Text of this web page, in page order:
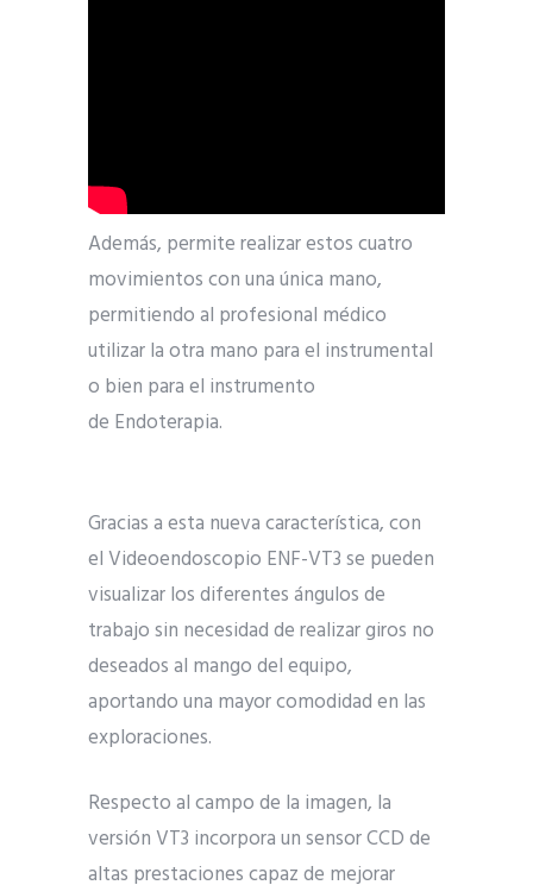
Además, permite realizar estos cuatro
movimientos con una única mano,
permitiendo al profesional médico
utilizar la otra mano para el instrumental
o bien para el instrumento
de Endoterapia.
Gracias a esta nueva característica, con
el Videoendoscopio ENF-VT3 se pueden
visualizar los diferentes ángulos de
trabajo sin necesidad de realizar giros no
deseados al mango del equipo,
aportando una mayor comodidad en las
exploraciones.
Respecto al campo de la imagen, la
versión VT3 incorpora un sensor CCD de
altas prestaciones capaz de mejorar